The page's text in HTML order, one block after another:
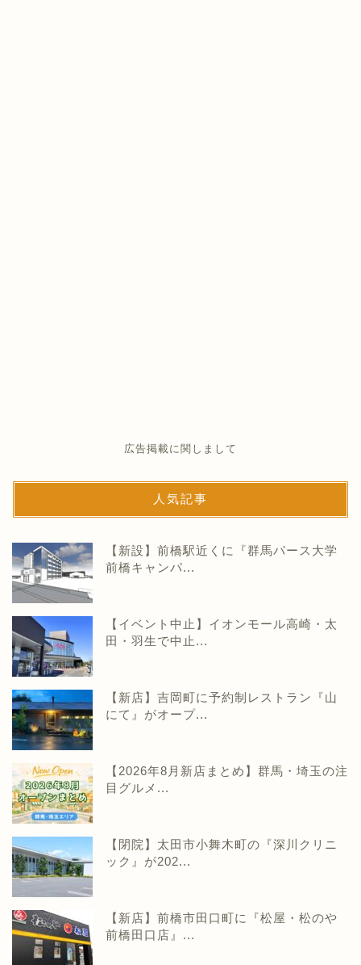
広告掲載に関しまして
人気記事
【新設】前橋駅近くに『群馬パース大学
前橋キャンパ...
【イベント中止】イオンモール高崎・太
田・羽生で中止...
【新店】吉岡町に予約制レストラン『山
にて』がオープ...
【2026年8月新店まとめ】群馬・埼玉の注
目グルメ...
【閉院】太田市小舞木町の『深川クリニ
ック』が202...
【新店】前橋市田口町に『松屋・松のや
前橋田口店』...